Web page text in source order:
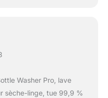
Washer Pro, lave
sèche-linge, tue 99,9 %